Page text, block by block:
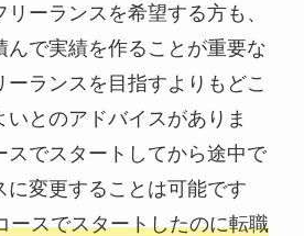
ーランスを希望する方も、
んで実績を作ることが重要な
ランスを目指すよりもどこ
とのアドバイスがありま
スでスタートしてから途中で
に変更することは可能です
ースでスタートしたのに転職